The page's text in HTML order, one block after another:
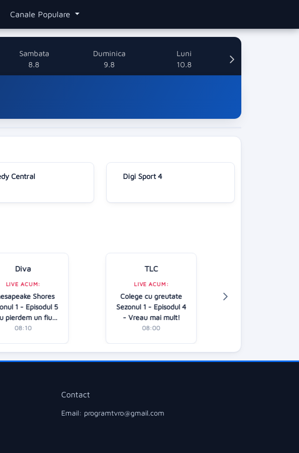
Canale Populare
Sambata
8.8
Duminica
9.8
Luni
10.8
Central Digi Sport 4
Diva
LIVE ACUM:
Shores
1 - Episodul 5
pierdem un fiu…
08:10
TLC
LIVE ACUM:
Colege cu greutate
Sezonul 1 - Episodul 4
- Vreau mai mult!
08:00
Contact
Email: programtvro@gmail.com